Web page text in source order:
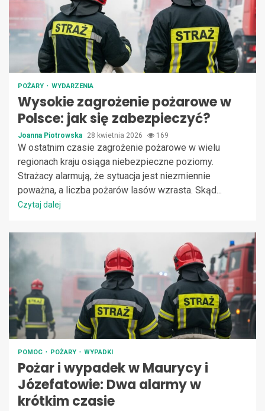
POŻARY WYDARZENIA
Wysokie zagrożenie pożarowe w
Polsce: jak się zabezpieczyć?
Joanna Piotrowska 28 kwietnia 2026 169
W ostatnim czasie zagrożenie pożarowe w wielu
regionach kraju osiąga niebezpieczne poziomy.
Strażacy alarmują, że sytuacja jest niezmiennie
poważna, a liczba pożarów lasów wzrasta. Skąd...
Czytaj dalej
POMOC POŻARY WYPADKI
Pożar i wypadek w Maurycy i
Józefatowie: Dwa alarmy w
krótkim czasie